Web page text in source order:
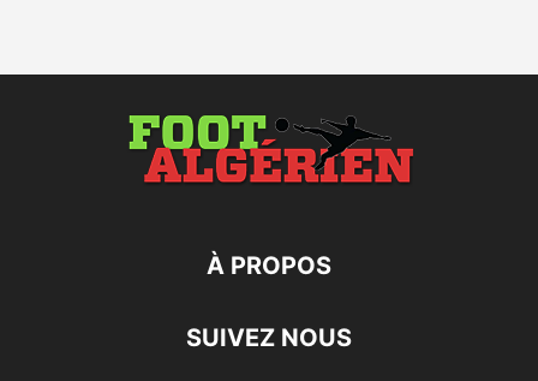
À PROPOS
SUIVEZ NOUS